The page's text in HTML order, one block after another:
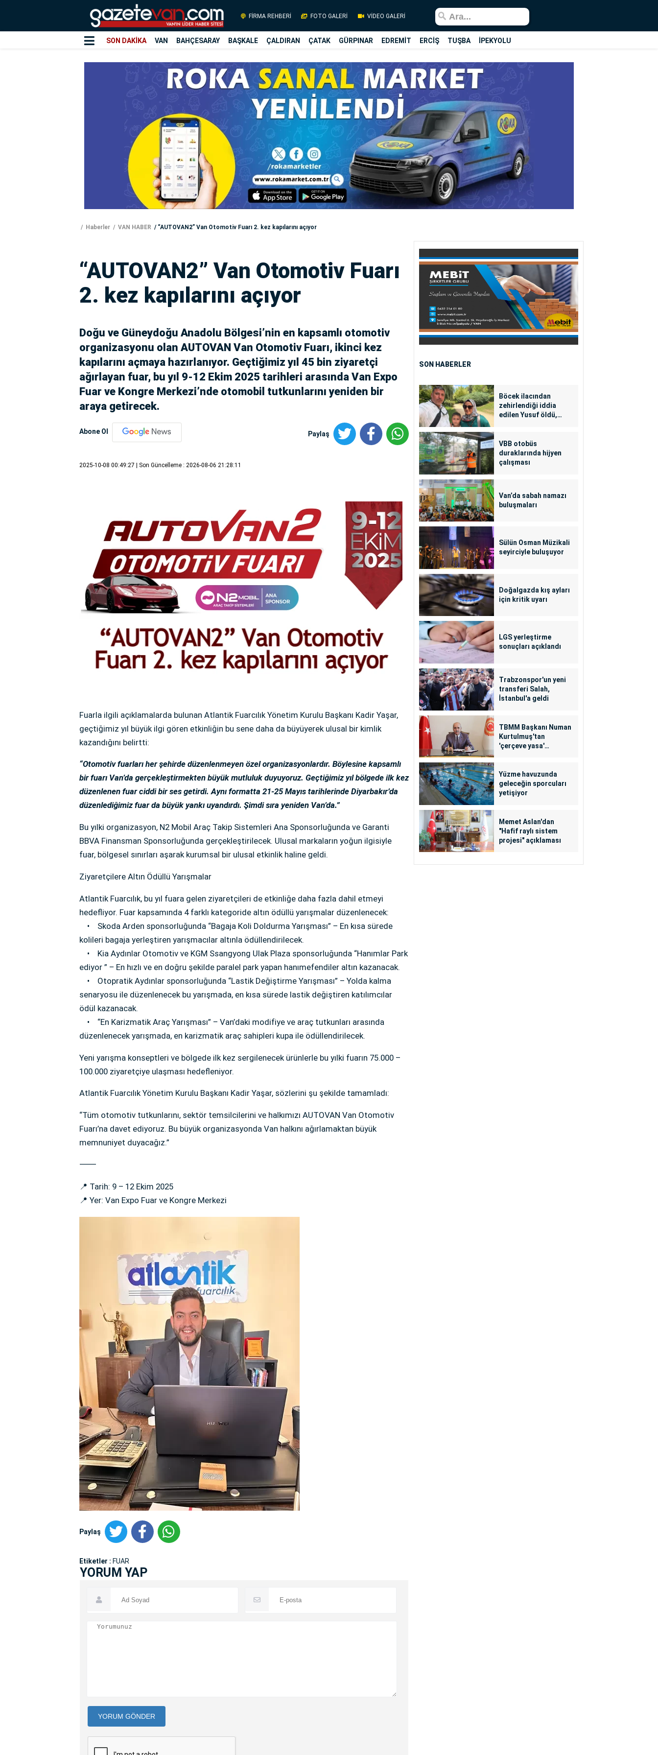
FİRMA REHBERİ FOTO GALERİ VİDEO GALERİ
SON DAKİKA VAN BAHÇESARAY BAŞKALE ÇALDIRAN ÇATAK GÜRPINAR EDREMİT ERCİŞ TUŞBA İPEKYOLU
Haberler VAN HABER “AUTOVAN2” Van Otomotiv Fuarı 2. kez kapılarını açıyor
“AUTOVAN2” Van Otomotiv Fuarı
2. kez kapılarını açıyor
Doğu ve Güneydoğu Anadolu Bölgesi’nin en kapsamlı otomotiv
organizasyonu olan AUTOVAN Van Otomotiv Fuarı, ikinci kez
kapılarını açmaya hazırlanıyor. Geçtiğimiz yıl 45 bin ziyaretçi
ağırlayan fuar, bu yıl 9-12 Ekim 2025 tarihleri arasında Van Expo
Fuar ve Kongre Merkezi’nde otomobil tutkunlarını yeniden bir
araya getirecek.
Abone Ol Paylaş
2025-10-08 00:49:27 | Son Güncelleme : 2026-08-06 21:28:11
Fuarla ilgili açıklamalarda bulunan Atlantik Fuarcılık Yönetim Kurulu Başkanı Kadir Yaşar,
geçtiğimiz yıl büyük ilgi gören etkinliğin bu sene daha da büyüyerek ulusal bir kimlik
kazandığını belirtti:
“Otomotiv fuarları her şehirde düzenlenmeyen özel organizasyonlardır. Böylesine kapsamlı
bir fuarı Van’da gerçekleştirmekten büyük mutluluk duyuyoruz. Geçtiğimiz yıl bölgede ilk kez
düzenlenen fuar ciddi bir ses getirdi. Aynı formatta 21-25 Mayıs tarihlerinde Diyarbakır’da
düzenlediğimiz fuar da büyük yankı uyandırdı. Şimdi sıra yeniden Van’da.”
Bu yılki organizasyon, N2 Mobil Araç Takip Sistemleri Ana Sponsorluğunda ve Garanti
BBVA Finansman Sponsorluğunda gerçekleştirilecek. Ulusal markaların yoğun ilgisiyle
fuar, bölgesel sınırları aşarak kurumsal bir ulusal etkinlik haline geldi.
Ziyaretçilere Altın Ödüllü Yarışmalar
Atlantik Fuarcılık, bu yıl fuara gelen ziyaretçileri de etkinliğe daha fazla dahil etmeyi
hedefliyor. Fuar kapsamında 4 farklı kategoride altın ödüllü yarışmalar düzenlenecek:
• Skoda Arden sponsorluğunda “Bagaja Koli Doldurma Yarışması” – En kısa sürede
kolileri bagaja yerleştiren yarışmacılar altınla ödüllendirilecek.
• Kia Aydınlar Otomotiv ve KGM Ssangyong Ulak Plaza sponsorluğunda “Hanımlar Park
ediyor ” – En hızlı ve en doğru şekilde paralel park yapan hanımefendiler altın kazanacak.
• Otopratik Aydınlar sponsorluğunda “Lastik Değiştirme Yarışması” – Yolda kalma
senaryosu ile düzenlenecek bu yarışmada, en kısa sürede lastik değiştiren katılımcılar
ödül kazanacak.
• “En Karizmatik Araç Yarışması” – Van’daki modifiye ve araç tutkunları arasında
düzenlenecek yarışmada, en karizmatik araç sahipleri kupa ile ödüllendirilecek.
Yeni yarışma konseptleri ve bölgede ilk kez sergilenecek ürünlerle bu yılki fuarın 75.000 –
100.000 ziyaretçiye ulaşması hedefleniyor.
Atlantik Fuarcılık Yönetim Kurulu Başkanı Kadir Yaşar, sözlerini şu şekilde tamamladı:
“Tüm otomotiv tutkunlarını, sektör temsilcilerini ve halkımızı AUTOVAN Van Otomotiv
Fuarı’na davet ediyoruz. Bu büyük organizasyonda Van halkını ağırlamaktan büyük
memnuniyet duyacağız.”
⸻
📍 Tarih: 9 – 12 Ekim 2025
📍 Yer: Van Expo Fuar ve Kongre Merkezi
Paylaş
Etiketler : FUAR
YORUM YAP
YORUM GÖNDER
SON HABERLER
Böcek ilacından
zehirlendiği iddia
edilen Yusuf öldü,
VBB otobüs
duraklarında hijyen
çalışması
Van’da sabah namazı
buluşmaları
Sülün Osman Müzikali
seyirciyle buluşuyor
Doğalgazda kış ayları
için kritik uyarı
LGS yerleştirme
sonuçları açıklandı
Trabzonspor'un yeni
transferi Salah,
İstanbul'a geldi
TBMM Başkanı Numan
Kurtulmuş'tan
'çerçeve yasa'
Yüzme havuzunda
geleceğin sporcuları
yetişiyor
Memet Aslan'dan
"Hafif raylı sistem
projesi" açıklaması